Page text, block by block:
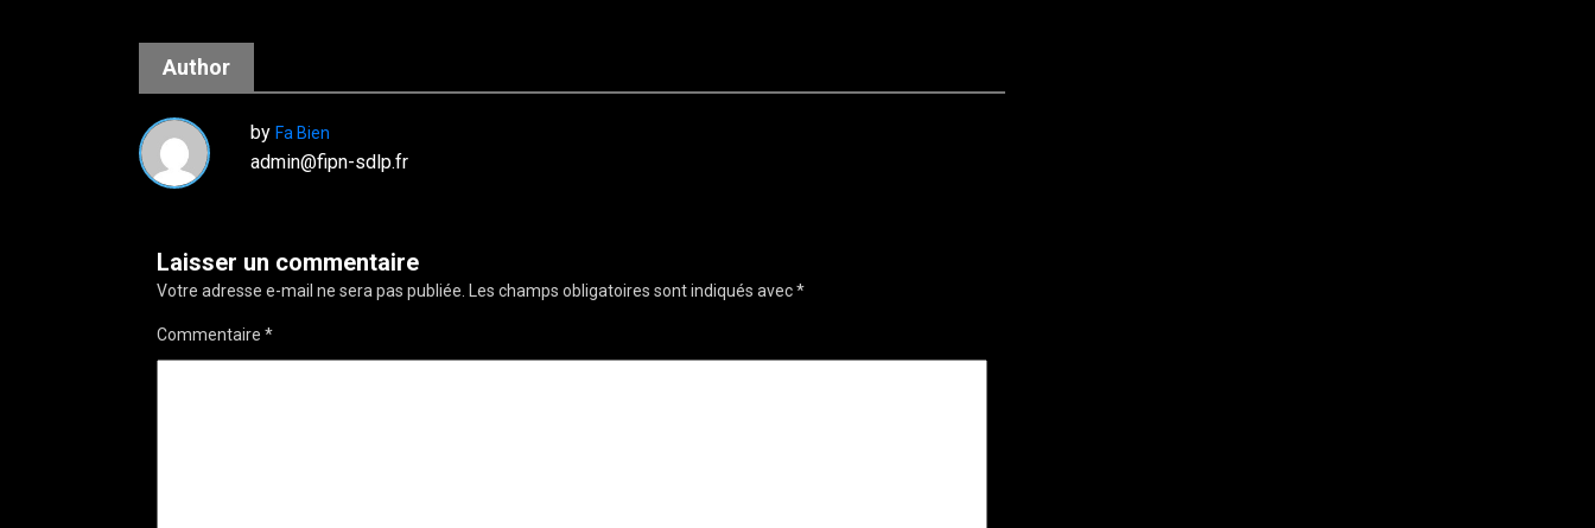
Author
by Fa Bien
admin@fipn-sdlp.fr
Laisser un commentaire
Votre adresse e-mail ne sera pas publiée. Les champs obligatoires sont indiqués avec*
Commentaire *